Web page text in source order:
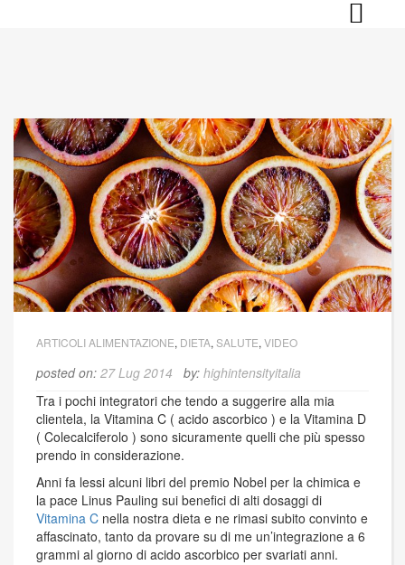
ARTICOLI ALIMENTAZIONE, DIETA, SALUTE, VIDEO
posted on: 27 Lug 2014 by: highintensityitalia
Tra i pochi integratori che tendo a suggerire alla mia
clientela, la Vitamina C ( acido ascorbico ) e la Vitamina D
( Colecalciferolo ) sono sicuramente quelli che più spesso
prendo in considerazione.
Anni fa lessi alcuni libri del premio Nobel per la chimica e
la pace Linus Pauling sui benefici di alti dosaggi di
Vitamina C nella nostra dieta e ne rimasi subito convinto e
affascinato, tanto da provare su di me un’integrazione a 6
grammi al giorno di acido ascorbico per svariati anni.